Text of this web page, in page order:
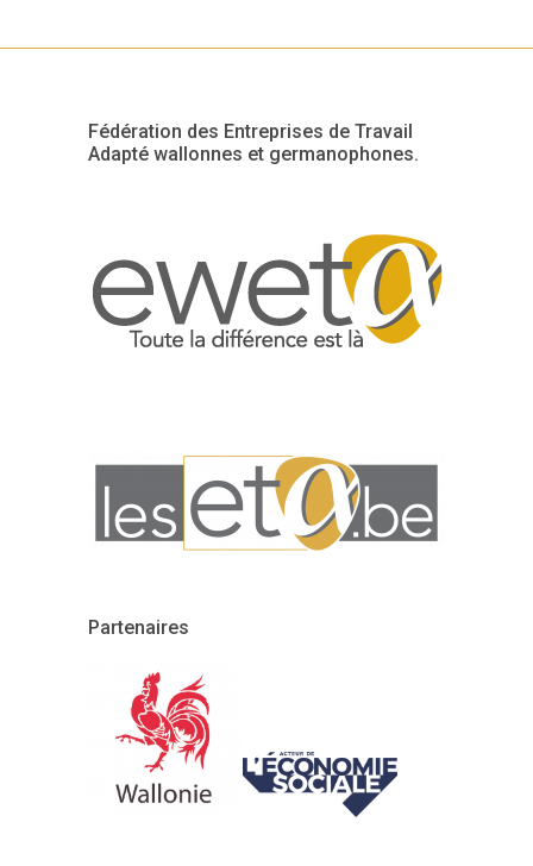
Fédération des Entreprises de Travail
Adapté wallonnes et germanophones.
Partenaires